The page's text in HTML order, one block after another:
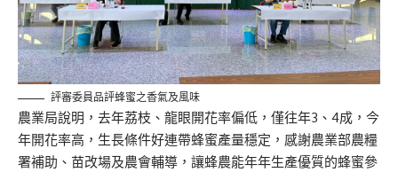
評審委員品評蜂蜜之香氣及風味
農業局說明，去年荔枝、龍眼開花率偏低，僅往年3、4成，今
年開花率高，生長條件好連帶蜂蜜產量穩定，感謝農業部農糧
署補助、苗改場及農會輔導，讓蜂農能年年生產優質的蜂蜜參